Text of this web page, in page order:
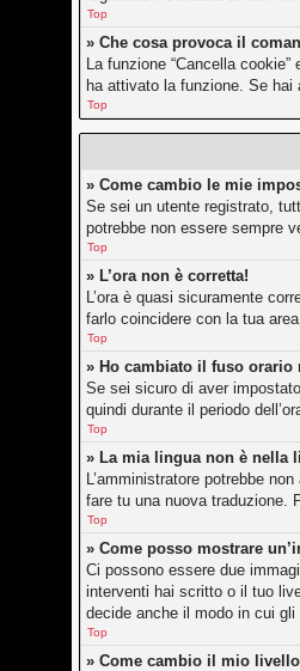
Top
» Che cosa provoca il
La funzione “Cancella
ha attivato la funzione. Se
Top
» Come cambio le mie
Se sei un utente registrato,
potrebbe non essere sempre
Top
» L’ora non è corretta!
L’ora è quasi sicuramente
farlo coincidere con la tua
Top
» Ho cambiato il fuso orario
Se sei sicuro di aver
quindi durante il periodo
Top
» La mia lingua non è nella
L’amministratore potrebbe
fare tu una nuova traduzione.
Top
» Come posso mostrare
Ci possono essere due
interventi hai scritto o il tuo
decide anche il modo in cui
Top
» Come cambio il mio